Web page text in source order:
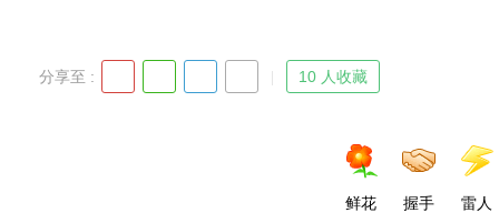
分享至 : 10 人收藏
鲜花 握手 雷人